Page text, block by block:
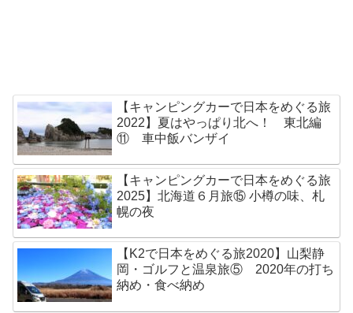
【キャンピングカーで日本をめぐる旅
2022】夏はやっぱり北へ！ 東北編
⑪ 車中飯バンザイ
【キャンピングカーで日本をめぐる旅
2025】北海道６月旅⑮ 小樽の味、札
幌の夜
【K2で日本をめぐる旅2020】山梨静
岡・ゴルフと温泉旅⑤ 2020年の打ち
納め・食べ納め